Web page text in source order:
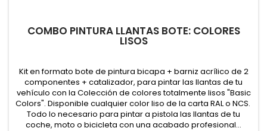
COMBO PINTURA LLANTAS BOTE: COLORES
LISOS
Kit en formato bote de pintura bicapa + barniz acrílico de 2
componentes + catalizador, para pintar las llantas de tu
vehículo con la Colección de colores totalmente lisos "Basic
Colors". Disponible cualquier color liso de la carta RAL o NCS.
Todo lo necesario para pintar a pistola las llantas de tu
coche, moto o bicicleta con una acabado profesional...